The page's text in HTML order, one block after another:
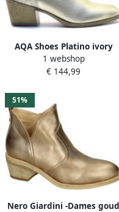
AQA Shoes Platino ivory
kort laarsje A8919 B75B82
Goud
1 webshop
€ 144,99
51%
Nero Giardini -Dames goud